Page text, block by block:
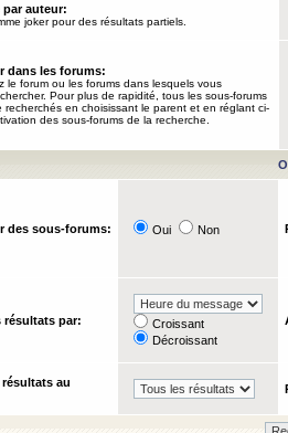
par auteur:
joker pour des résultats partiels.
dans les forums:
le forum ou les forums dans lesquels vous
Pour plus de rapidité, tous les sous-forums
recherchés en choisissant le parent et en réglant ci-
des sous-forums de la recherche.
des sous-forums: Oui Non
résultats par:
Croissant
Décroissant
au